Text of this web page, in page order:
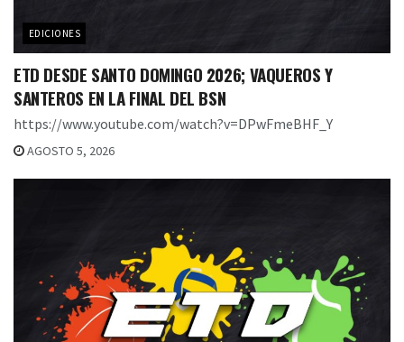
EDICIONES
ETD DESDE SANTO DOMINGO 2026; VAQUEROS Y
SANTEROS EN LA FINAL DEL BSN
https://www.youtube.com/watch?v=DPwFmeBHF_Y
AGOSTO 5, 2026